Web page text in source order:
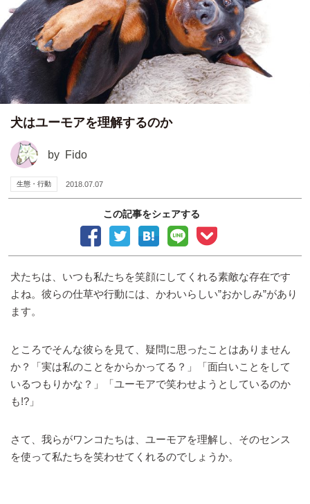
犬はユーモアを理解するのか
by Fido
生態・行動 2018.07.07
この記事をシェアする
犬たちは、いつも私たちを笑顔にしてくれる素敵な存在です
よね。彼らの仕草や行動には、かわいらしい”おかしみ”があり
ます。
ところでそんな彼らを見て、疑問に思ったことはありません
か？「実は私のことをからかってる？」「面白いことをして
いるつもりかな？」「ユーモアで笑わせようとしているのか
も!?」
さて、我らがワンコたちは、ユーモアを理解し、そのセンス
を使って私たちを笑わせてくれるのでしょうか。